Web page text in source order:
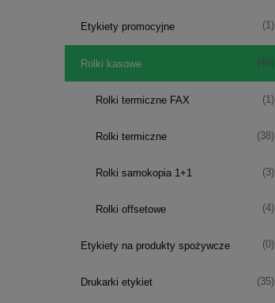
Etykiety promocyjne (1)
Rolki kasowe (46)
Rolki termiczne FAX (1)
Rolki termiczne (38)
Rolki samokopia 1+1 (3)
Rolki offsetowe (4)
Etykiety na produkty spożywcze (0)
Drukarki etykiet (35)